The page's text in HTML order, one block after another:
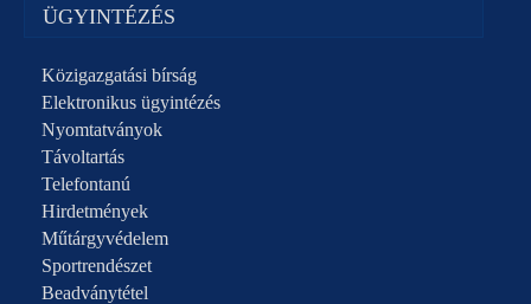
ÜGYINTÉZÉS
Közigazgatási bírság
Elektronikus ügyintézés
Nyomtatványok
Távoltartás
Telefontanú
Hirdetmények
Műtárgyvédelem
Sportrendészet
Beadványtétel